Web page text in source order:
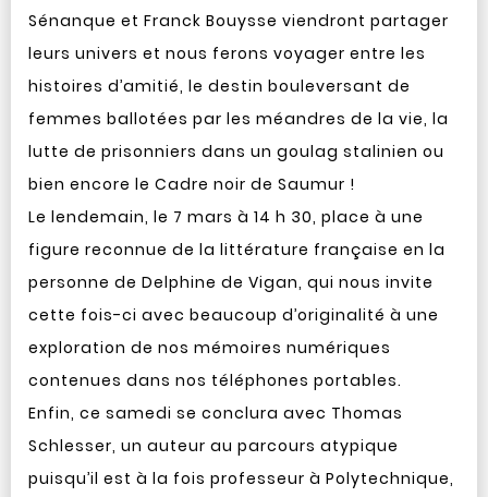
Sénanque et Franck Bouysse viendront partager
leurs univers et nous ferons voyager entre les
histoires d’amitié, le destin bouleversant de
femmes ballotées par les méandres de la vie, la
lutte de prisonniers dans un goulag stalinien ou
bien encore le Cadre noir de Saumur !
Le lendemain, le 7 mars à 14 h 30, place à une
figure reconnue de la littérature française en la
personne de Delphine de Vigan, qui nous invite
cette fois-ci avec beaucoup d’originalité à une
exploration de nos mémoires numériques
contenues dans nos téléphones portables.
Enfin, ce samedi se conclura avec Thomas
Schlesser, un auteur au parcours atypique
puisqu’il est à la fois professeur à Polytechnique,